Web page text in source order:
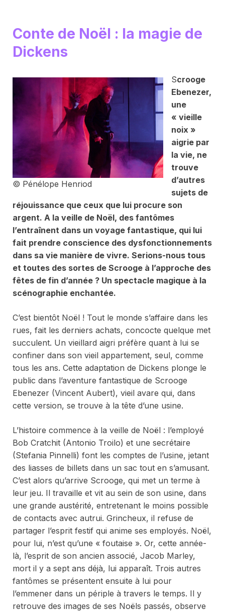
Conte de Noël : la magie de
Dickens
© Pénélope Henriod
Scrooge
Ebenezer,
une
« vieille
noix »
aigrie par
la vie, ne
trouve
d’autres
sujets de
réjouissance que ceux que lui procure son
argent. A la veille de Noël, des fantômes
l’entraînent dans un voyage fantastique, qui lui
fait prendre conscience des dysfonctionnements
dans sa vie manière de vivre. Serions-nous tous
et toutes des sortes de Scrooge à l’approche des
fêtes de fin d’année ? Un spectacle magique à la
scénographie enchantée.
C’est bientôt Noël ! Tout le monde s’affaire dans les
rues, fait les derniers achats, concocte quelque met
succulent. Un vieillard aigri préfère quant à lui se
confiner dans son vieil appartement, seul, comme
tous les ans. Cette adaptation de Dickens plonge le
public dans l’aventure fantastique de Scrooge
Ebenezer (Vincent Aubert), vieil avare qui, dans
cette version, se trouve à la tête d’une usine.
L’histoire commence à la veille de Noël : l’employé
Bob Cratchit (Antonio Troilo) et une secrétaire
(Stefania Pinnelli) font les comptes de l’usine, jetant
des liasses de billets dans un sac tout en s’amusant.
C’est alors qu’arrive Scrooge, qui met un terme à
leur jeu. Il travaille et vit au sein de son usine, dans
une grande austérité, entretenant le moins possible
de contacts avec autrui. Grincheux, il refuse de
partager l’esprit festif qui anime ses employés. Noël,
pour lui, n’est qu’une « foutaise ». Or, cette année-
là, l’esprit de son ancien associé, Jacob Marley,
mort il y a sept ans déjà, lui apparaît. Trois autres
fantômes se présentent ensuite à lui pour
l’emmener dans un périple à travers le temps. Il y
retrouve des images de ses Noëls passés, observe